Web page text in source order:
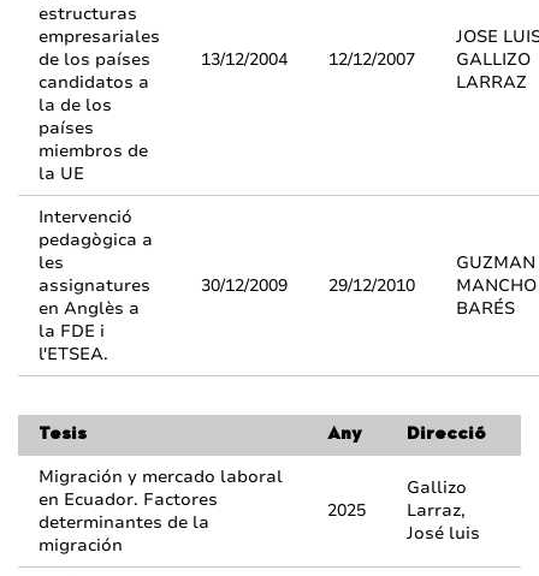
estructuras
empresariales
de los países
candidatos a
la de los
países
miembros de
la UE
13/12/2004 12/12/2007
JOSE
GALLIZO
LARRAZ
Intervenció
pedagògica a
les
assignatures
en Anglès a
la FDE i
l'ETSEA.
30/12/2009 29/12/2010
GUZMAN
MANCHO
BARÉS
Tesis Any Direcció
Migración y mercado laboral
en Ecuador. Factores
determinantes de la
migración
2025
Gallizo
Larraz,
José luis